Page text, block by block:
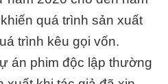
quá trình sản xuất
trình kêu gọi vốn.
án phim độc lập thường